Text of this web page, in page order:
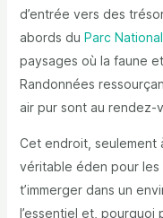
d’entrée vers des
abords du Parc
paysages où la faune
Randonnées
air pur sont au rendez-
Cet endroit, seulement
véritable éden pour les
t’immerger dans un
l’essentiel et, pourquoi